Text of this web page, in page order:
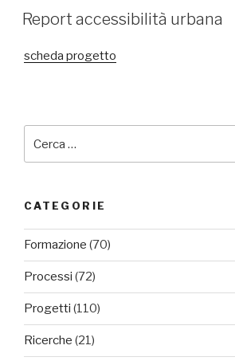
Report accessibilità urbana
scheda progetto
CATEGORIE
Formazione (70)
Processi (72)
Progetti (110)
Ricerche (21)